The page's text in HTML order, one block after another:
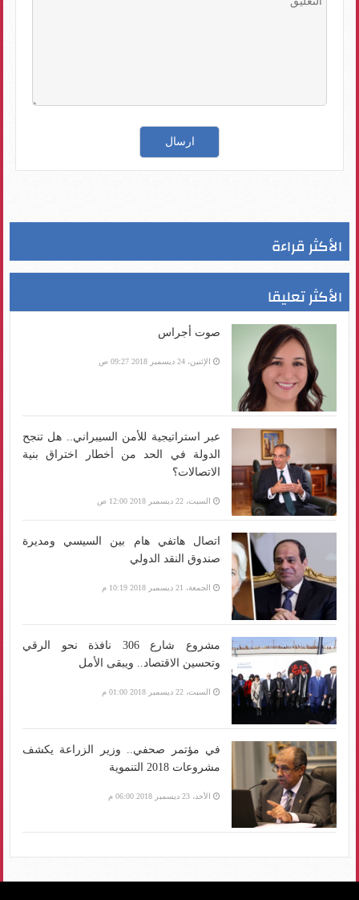
الأكثر قراءة
الأكثر تعليقا
صوت أجراس
الإثنين، 24 ديسمبر 2018 09:27 ص
عبر استراتيجية للأمن السيبراني.. هل تنجح
الدولة في الحد من أخطار اختراق بنية
الاتصالات؟
السبت، 22 ديسمبر 2018 12:00 ص
اتصال هاتفي هام بين السيسي ومديرة
صندوق النقد الدولي
الجمعة، 21 ديسمبر 2018 10:19 م
مشروع شارع 306 نافذة نحو الرقي
وتحسين الاقتصاد.. ويبقى الأمل
السبت، 22 ديسمبر 2018 01:00 م
في مؤتمر صحفي.. وزير الزراعة يكشف
مشروعات 2018 التنموية
الأحد، 23 ديسمبر 2018 06:00 م